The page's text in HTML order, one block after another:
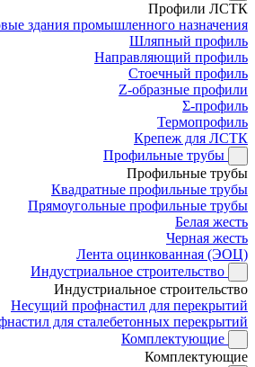
Профили ЛСТК
здания промышленного назначения
Шляпный профиль
Направляющий профиль
Стоечный профиль
Z-образные профили
Σ-профиль
Термопрофиль
Крепеж для ЛСТК
Профильные трубы
Профильные трубы
Квадратные профильные трубы
Прямоугольные профильные трубы
Белая жесть
Черная жесть
Лента оцинкованная (ЭОЦ)
Индустриальное строительство
Индустриальное строительство
Несущий профнастил для перекрытий
для сталебетонных перекрытий
Комплектующие
Комплектующие